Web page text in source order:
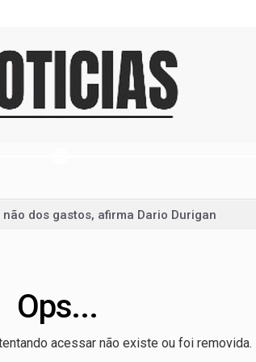
dos gastos, afirma Dario Durigan
de energia interrompido nesta quinta-feira
Nacional da Uva e do Vinho
Ops...
acessar não existe ou foi removida.